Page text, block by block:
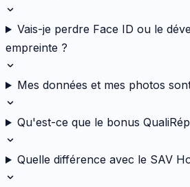
Vais-je perdre Face ID ou le
empreinte ?
Mes données et mes photos
Qu'est-ce que le bonus
Quelle différence avec le SAV